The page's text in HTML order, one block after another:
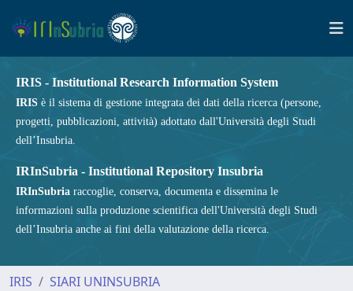
IRIS - Institutional Research Information System
IRIS è il sistema di gestione integrata dei dati della ricerca (persone,
progetti, pubblicazioni, attività) adottato dall'Università degli Studi
dell’Insubria.
IRInSubria - Institutional Repository Insubria
IRInSubria raccoglie, conserva, documenta e dissemina le
informazioni sulla produzione scientifica dell'Università degli Studi
dell’Insubria anche ai fini della valutazione della ricerca.
IRIS
SIARI UNINSUBRIA